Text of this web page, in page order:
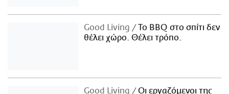
Good Living
Το BBQ στο σπίτι δεν
θέλει χώρο. Θέλει τρόπο.
Good Living
Οι εργαζόμενοι της